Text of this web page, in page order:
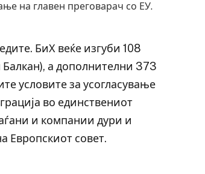
на главен преговарач со ЕУ.
БиХ веќе изгуби 108
а дополнителни 373
условите за усогласување
во единствениот
и компании дури и
Европскиот совет.
Рачна бомба експлодира пред зграда во
главниот српски град – оштетени автомобили и
локали
AUGUST 6, 2026